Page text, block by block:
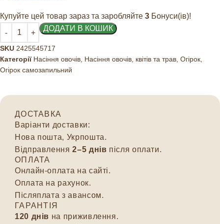
Купуйте цей товар зараз та заробляйте 3 Бонуси(ів)!
ДОДАТИ В КОШИК
SKU 2425545717
Категорії Насіння овочів, Насіння овочів, квітів та трав, Огірок,
Огірок самозапильний
ДОСТАВКА
Варіанти доставки:
Нова пошта, Укрпошта.
Відправлення2–5 днів після оплати.
ОПЛАТА
Онлайн-оплата на сайті.
Оплата на рахунок.
Післяплата з авансом.
ГАРАНТІЯ
120 днів на приживлення.